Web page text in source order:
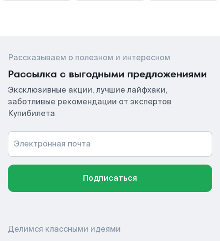
Рассказываем о полезном и интересном
Рассылка с выгодными предложениями
Эксклюзивные акции, лучшие лайфхаки,
заботливые рекомендации от экспертов
Купибилета
Электронная почта
Подписаться
Делимся классными идеями